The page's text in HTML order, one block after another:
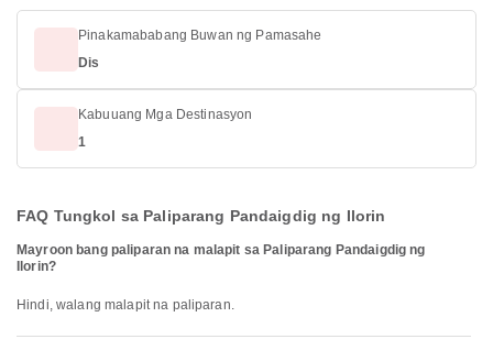
Pinakamababang Buwan ng Pamasahe
Dis
Kabuuang Mga Destinasyon
1
FAQ Tungkol sa Paliparang Pandaigdig ng Ilorin
Mayroon bang paliparan na malapit sa Paliparang Pandaigdig ng
Ilorin?
Hindi, walang malapit na paliparan.